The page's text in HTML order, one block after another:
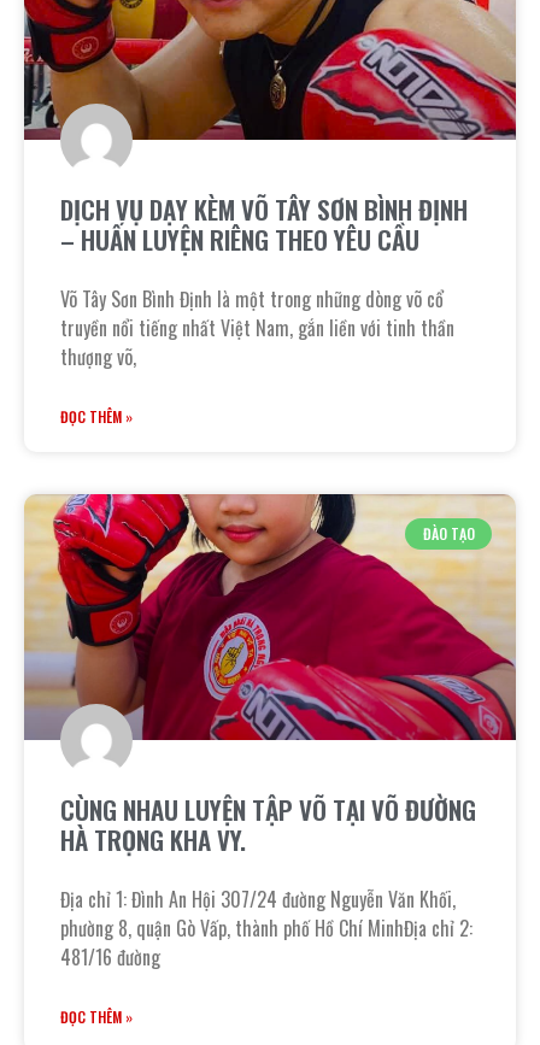
DỊCH VỤ DẠY KÈM VÕ TÂY SƠN BÌNH ĐỊNH
– HUẤN LUYỆN RIÊNG THEO YÊU CẦU
Võ Tây Sơn Bình Định là một trong những dòng võ cổ
truyền nổi tiếng nhất Việt Nam, gắn liền với tinh thần
thượng võ,
ĐỌC THÊM »
ĐÀO TẠO
CÙNG NHAU LUYỆN TẬP VÕ TẠI VÕ ĐƯỜNG
HÀ TRỌNG KHA VY.
Địa chỉ 1: Đình An Hội 307/24 đường Nguyễn Văn Khối,
phường 8, quận Gò Vấp, thành phố Hồ Chí MinhĐịa chỉ 2:
481/16 đường
ĐỌC THÊM »